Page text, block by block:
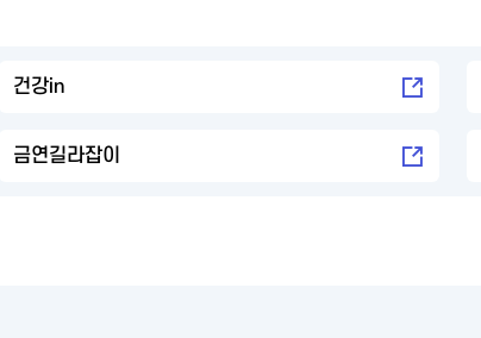
건강in
금연길라잡이